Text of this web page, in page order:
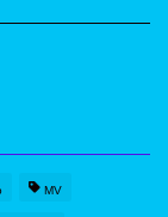
MV